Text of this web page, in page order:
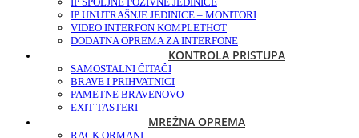
IP UNUTRAŠNJE JEDINICE – MONITORI
VIDEO INTERFON KOMPLETHOT
DODATNA OPREMA ZA INTERFONE
KONTROLA PRISTUPA
SAMOSTALNI ČITAČI
BRAVE I PRIHVATNICI
PAMETNE BRAVENOVO
EXIT TASTERI
MREŽNA OPREMA
RACK ORMANI